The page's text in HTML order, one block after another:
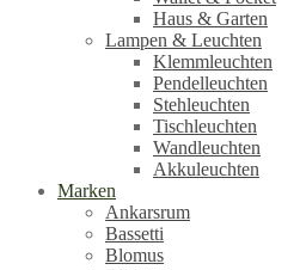
Haus & Garten
Lampen & Leuchten
Klemmleuchten
Pendelleuchten
Stehleuchten
Tischleuchten
Wandleuchten
Akkuleuchten
Marken
Ankarsrum
Bassetti
Blomus